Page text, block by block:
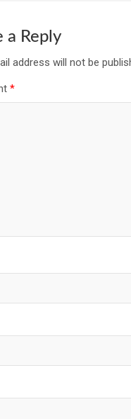
a Reply
address will not be
*